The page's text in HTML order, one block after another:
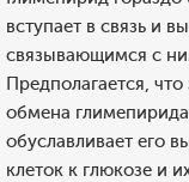
вступает в связь и
связывающимся с
Предполагается,
обмена
обуславливает его
клеток к глюкозе и